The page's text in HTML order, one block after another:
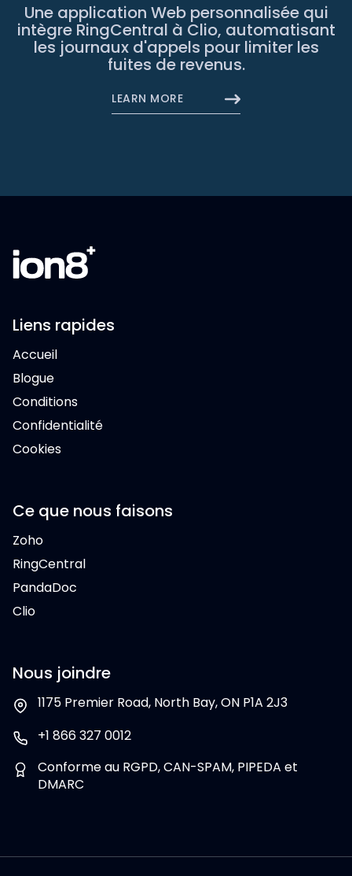
Une application Web personnalisée qui
intègre RingCentral à Clio, automatisant
les journaux d'appels pour limiter les
fuites de revenus.
LEARN MORE
Liens rapides
Accueil
Blogue
Conditions
Confidentialité
Cookies
Ce que nous faisons
Zoho
RingCentral
PandaDoc
Clio
Nous joindre
1175 Premier Road, North Bay, ON P1A 2J3
+1 866 327 0012
Conforme au RGPD, CAN-SPAM, PIPEDA et
DMARC